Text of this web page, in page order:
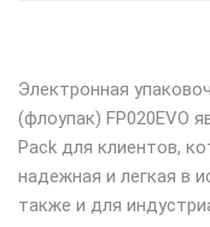
Электронная
(флоупак) FP020EVO
Pack для клиентов,
надежная и легкая в
также и для